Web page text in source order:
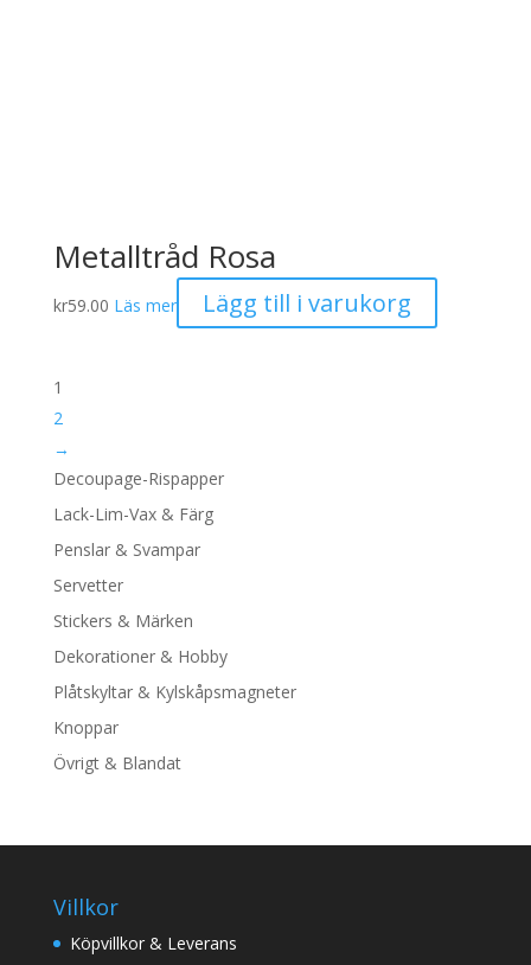
Metalltråd Rosa
kr59.00 Läs mer Lägg till i varukorg
1
2
→
Decoupage-Rispapper
Lack-Lim-Vax & Färg
Penslar & Svampar
Servetter
Stickers & Märken
Dekorationer & Hobby
Plåtskyltar & Kylskåpsmagneter
Knoppar
Övrigt & Blandat
Villkor
Köpvillkor & Leverans